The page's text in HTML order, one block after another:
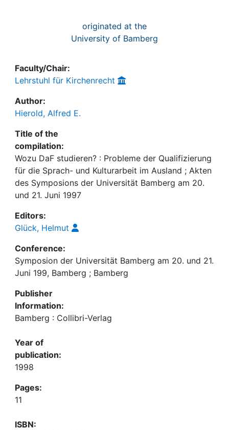
originated at the
University of Bamberg
Faculty/Chair:
Lehrstuhl für Kirchenrecht
Author:
Hierold, Alfred E.
Title of the
compilation:
Wozu DaF studieren? : Probleme der Qualifizierung
für die Sprach- und Kulturarbeit im Ausland ; Akten
des Symposions der Universität Bamberg am 20.
und 21. Juni 1997
Editors:
Glück, Helmut
Conference:
Symposion der Universität Bamberg am 20. und 21.
Juni 199, Bamberg ; Bamberg
Publisher
Information:
Bamberg : Collibri-Verlag
Year of
publication:
1998
Pages:
11
ISBN: